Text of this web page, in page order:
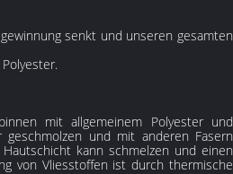
senkt und unseren gesamten
mit allgemeinem Polyester und
und mit anderen Fasern
kann schmelzen und einen
von Vliesstoffen ist durch thermische